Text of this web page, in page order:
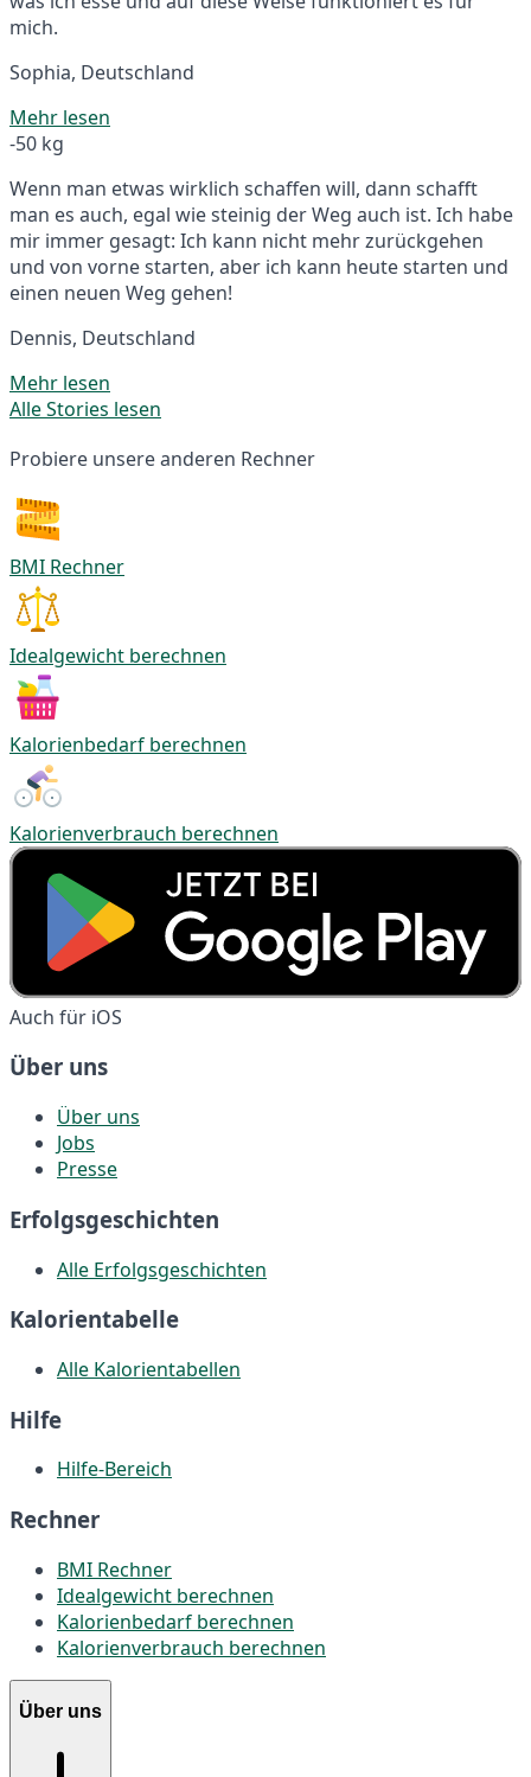
mich.
Sophia, Deutschland
Mehr lesen
-50 kg
Wenn man etwas wirklich schaffen will, dann schafft
man es auch, egal wie steinig der Weg auch ist. Ich habe
mir immer gesagt: Ich kann nicht mehr zurückgehen
und von vorne starten, aber ich kann heute starten und
einen neuen Weg gehen!
Dennis, Deutschland
Mehr lesen
Alle Stories lesen
Probiere unsere anderen Rechner
BMI Rechner
Idealgewicht berechnen
Kalorienbedarf berechnen
Kalorienverbrauch berechnen
Auch für iOS
Über uns
Über uns
Jobs
Presse
Erfolgsgeschichten
Alle Erfolgsgeschichten
Kalorientabelle
Alle Kalorientabellen
Hilfe
Hilfe-Bereich
Rechner
BMI Rechner
Idealgewicht berechnen
Kalorienbedarf berechnen
Kalorienverbrauch berechnen
Über uns